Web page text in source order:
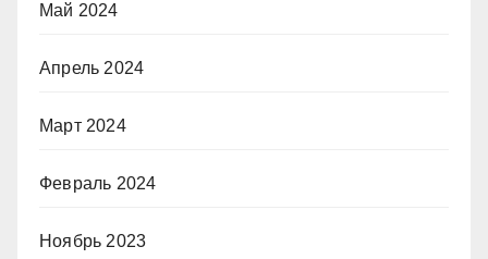
Май 2024
Апрель 2024
Март 2024
Февраль 2024
Ноябрь 2023